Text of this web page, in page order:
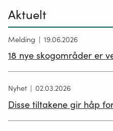
Aktuelt
Melding 19.06.2026
18 nye skogområder er
Nyhet 02.03.2026
Disse tiltakene gir håp